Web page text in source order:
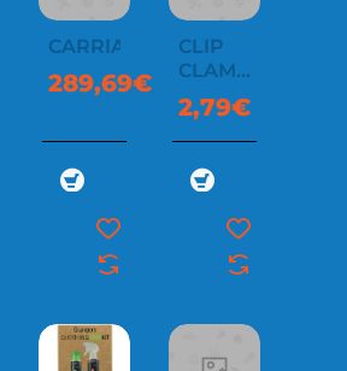
CARRIAGE
289,69€
CLIP
CLAMP
92.65400.52
2,79€